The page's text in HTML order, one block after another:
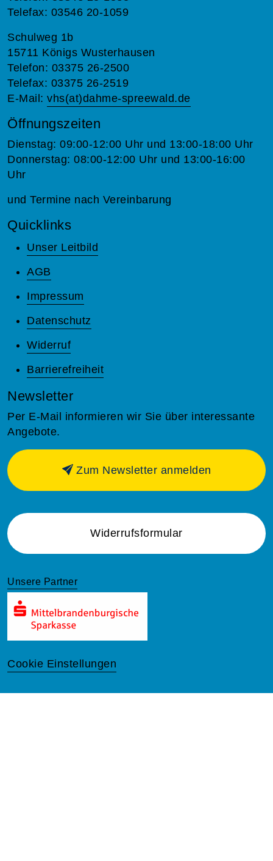
Telefax: 03546 20-1059
Schulweg 1b
15711 Königs Wusterhausen
Telefon: 03375 26-2500
Telefax: 03375 26-2519
E-Mail: vhs(at)dahme-spreewald.de
Öffnungszeiten
Dienstag: 09:00-12:00 Uhr und 13:00-18:00 Uhr
Donnerstag: 08:00-12:00 Uhr und 13:00-16:00
Uhr
und Termine nach Vereinbarung
Quicklinks
Unser Leitbild
AGB
Impressum
Datenschutz
Widerruf
Barrierefreiheit
Newsletter
Per E-Mail informieren wir Sie über interessante
Angebote.
Zum Newsletter anmelden
Widerrufsformular
Unsere Partner
Cookie Einstellungen